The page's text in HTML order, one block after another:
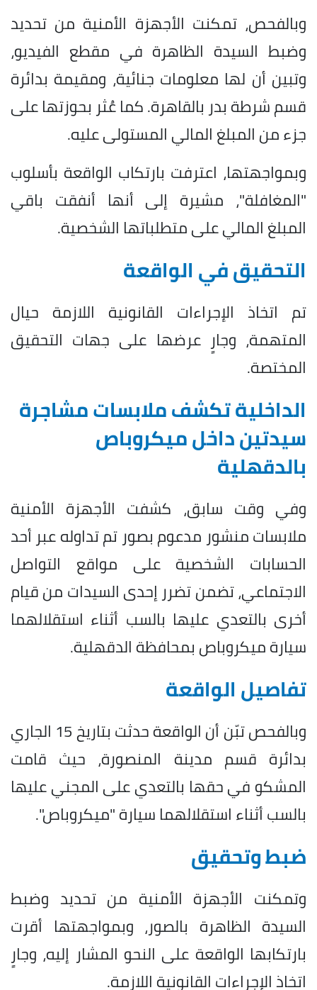
وبالفحص، تمكنت الأجهزة الأمنية من تحديد
وضبط السيدة الظاهرة في مقطع الفيديو،
وتبين أن لها معلومات جنائية، ومقيمة بدائرة
قسم شرطة بدر بالقاهرة. كما عُثر بحوزتها على
جزء من المبلغ المالي المستولى عليه.
وبمواجهتها، اعترفت بارتكاب الواقعة بأسلوب
"المغافلة"، مشيرة إلى أنها أنفقت باقي
المبلغ المالي على متطلباتها الشخصية.
التحقيق في الواقعة
تم اتخاذ الإجراءات القانونية اللازمة حيال
المتهمة، وجارٍ عرضها على جهات التحقيق
المختصة.
الداخلية تكشف ملابسات مشاجرة
سيدتين داخل ميكروباص
بالدقهلية
وفي وقت سابق، كشفت الأجهزة الأمنية
ملابسات منشور مدعوم بصور تم تداوله عبر أحد
الحسابات الشخصية على مواقع التواصل
الاجتماعي، تضمن تضرر إحدى السيدات من قيام
أخرى بالتعدي عليها بالسب أثناء استقلالهما
سيارة ميكروباص بمحافظة الدقهلية.
تفاصيل الواقعة
وبالفحص تبّن أن الواقعة حدثت بتاريخ 15 الجاري
بدائرة قسم مدينة المنصورة، حيث قامت
المشكو في حقها بالتعدي على المجني عليها
بالسب أثناء استقلالهما سيارة "ميكروباص".
ضبط وتحقيق
وتمكنت الأجهزة الأمنية من تحديد وضبط
السيدة الظاهرة بالصور، وبمواجهتها أقرت
بارتكابها الواقعة على النحو المشار إليه، وجارٍ
اتخاذ الإجراءات القانونية اللازمة.